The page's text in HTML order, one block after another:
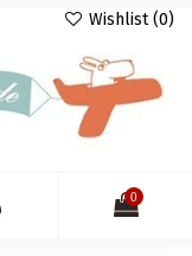
Wishlist (0)
0